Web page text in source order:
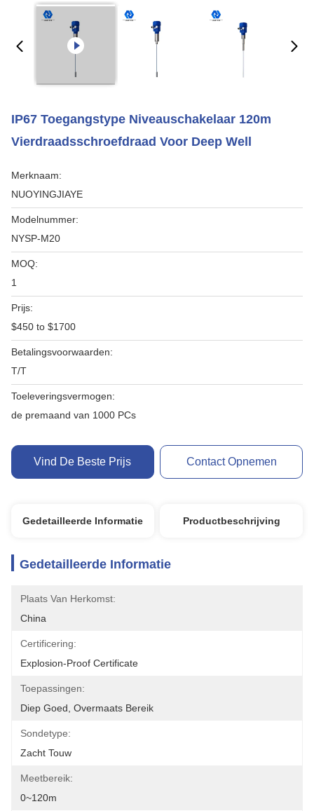
IP67 Toegangstype Niveauschakelaar 120m
Vierdraadsschroefdraad Voor Deep Well
Merknaam:
NUOYINGJIAYE
Modelnummer:
NYSP-M20
MOQ:
1
Prijs:
$450 to $1700
Betalingsvoorwaarden:
T/T
Toeleveringsvermogen:
de premaand van 1000 PCs
Vind De Beste Prijs Contact Opnemen
Gedetailleerde Informatie Productbeschrijving
Gedetailleerde Informatie
Plaats Van Herkomst:
China
Certificering:
Explosion-Proof Certificate
Toepassingen:
Diep Goed, Overmaats Bereik
Sondetype:
Zacht Touw
Meetbereik:
0~120m